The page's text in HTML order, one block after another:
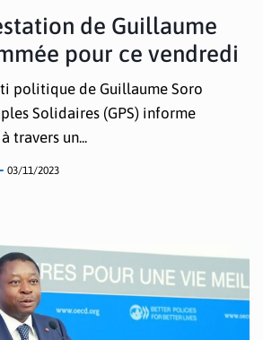
de Guillaume
pour ce vendredi
politique de Guillaume Soro
Solidaires (GPS) informe
travers un...
03/11/2023